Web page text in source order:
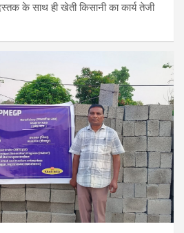
के साथ ही खेती किसानी का कार्य तेजी